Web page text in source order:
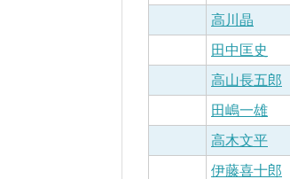
高川晶
田中匡史
高山長五郎
田嶋一雄
高木文平
伊藤喜十郎